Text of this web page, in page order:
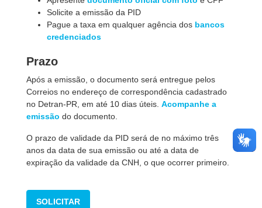
Solicite a emissão da PID
Pague a taxa em qualquer agência dos bancos
credenciados
Prazo
Após a emissão, o documento será entregue pelos
Correios no endereço de correspondência cadastrado
no Detran-PR, em até 10 dias úteis. Acompanhe a
emissão do documento.
O prazo de validade da PID será de no máximo três
anos da data de sua emissão ou até a data de
expiração da validade da CNH, o que ocorrer primeiro.
SOLICITAR